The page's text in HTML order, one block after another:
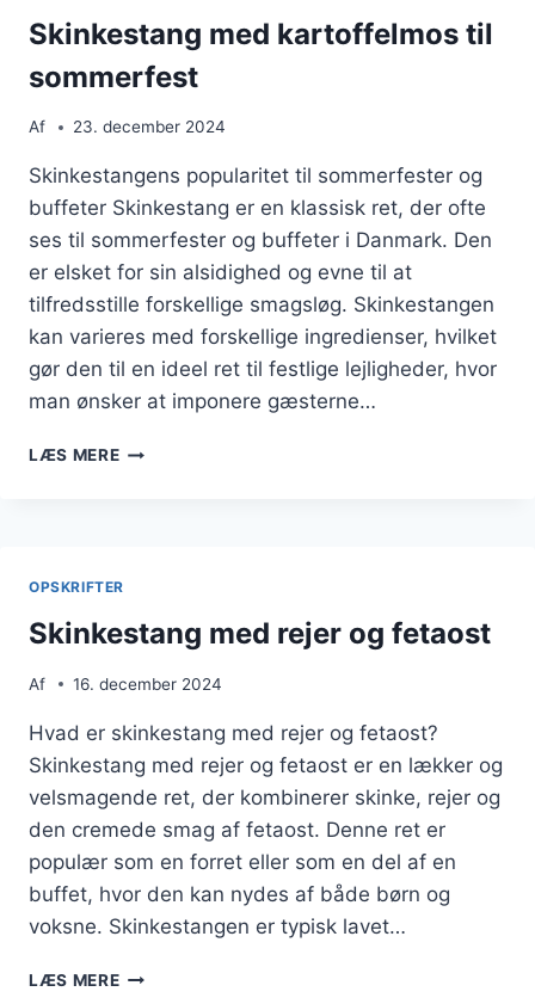
Skinkestang med kartoffelmos til
sommerfest
Af 23. december 2024
Skinkestangens popularitet til sommerfester og
buffeter Skinkestang er en klassisk ret, der ofte
ses til sommerfester og buffeter i Danmark. Den
er elsket for sin alsidighed og evne til at
tilfredsstille forskellige smagsløg. Skinkestangen
kan varieres med forskellige ingredienser, hvilket
gør den til en ideel ret til festlige lejligheder, hvor
man ønsker at imponere gæsterne…
LÆS MERESKINKESTANG
OPSKRIFTER
Skinkestang med rejer og fetaost
Af 16. december 2024
Hvad er skinkestang med rejer og fetaost?
Skinkestang med rejer og fetaost er en lækker og
velsmagende ret, der kombinerer skinke, rejer og
den cremede smag af fetaost. Denne ret er
populær som en forret eller som en del af en
buffet, hvor den kan nydes af både børn og
voksne. Skinkestangen er typisk lavet…
LÆS MERESKINKESTANG